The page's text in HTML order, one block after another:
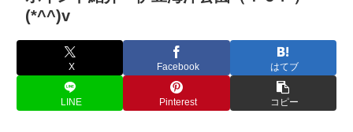
(*^^)v
X Facebook はてブ
LINE Pinterest コピー